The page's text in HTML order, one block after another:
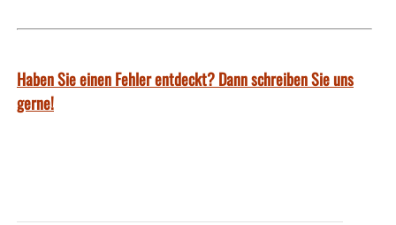
Haben Sie einen Fehler entdeckt? Dann schreiben Sie uns
gerne!